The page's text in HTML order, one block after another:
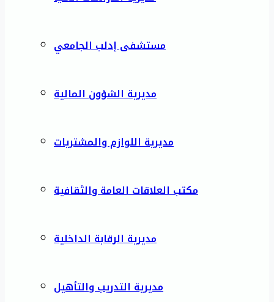
مستشفى إدلب الجامعي
مديرية الشؤون المالية
مديرية اللوازم والمشتريات
مكتب العلاقات العامة والثقافية
مديرية الرقابة الداخلية
مديرية التدريب والتأهيل